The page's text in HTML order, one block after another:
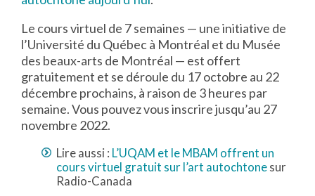
Le cours virtuel de 7 semaines — une initiative de
l’Université du Québec à Montréal et du Musée
des beaux-arts de Montréal — est offert
gratuitement et se déroule du 17 octobre au 22
décembre prochains, à raison de 3 heures par
semaine. Vous pouvez vous inscrire jusqu’au 27
novembre 2022.
Lire aussi : L’UQAM et le MBAM offrent un
cours virtuel gratuit sur l’art autochtonesur
Radio-Canada